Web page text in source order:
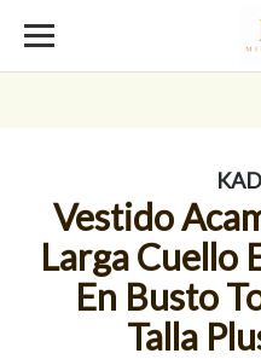
Vestido
Larga Cuello
En Busto
Talla